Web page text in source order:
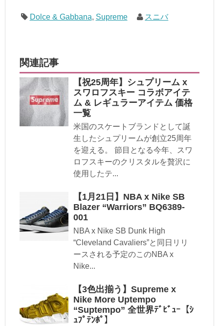
Dolce & Gabbana, Supreme スニバ
関連記事
【祝25周年】シュプリーム x
スワロフスキー コラボアイテ
ム & レギュラーアイテム 価格
一覧
米国のスケートブランドとして誕
生したシュプリームが創立25周年
を迎える。 節目となる今年、スワ
ロフスキーのクリスタルを贅沢に
使用したテ...
【1月21日】NBA x Nike SB
Blazer “Warriors” BQ6389-
001
NBA x Nike SB Dunk High
“Cleveland Cavaliers”と同日リリ
ースされる予定のこのNBA x
Nike...
【3色出揃う】Supreme x
Nike More Uptempo
“Suptempo” 全世界ﾃﾞﾋﾞｭｰ【ｼ
ｭﾌﾟﾃﾝﾎﾟ】